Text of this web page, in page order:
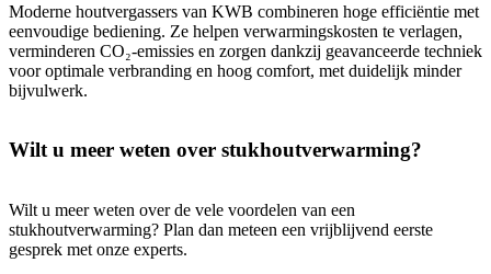
Moderne houtvergassers van KWB combineren hoge efficiëntie met
eenvoudige bediening. Ze helpen verwarmingskosten te verlagen,
verminderen CO₂-emissies en zorgen dankzij geavanceerde techniek
voor optimale verbranding en hoog comfort, met duidelijk minder
bijvulwerk.
Wilt u meer weten over stukhoutverwarming?
Wilt u meer weten over de vele voordelen van een
stukhoutverwarming? Plan dan meteen een vrijblijvend eerste
gesprek met onze experts.